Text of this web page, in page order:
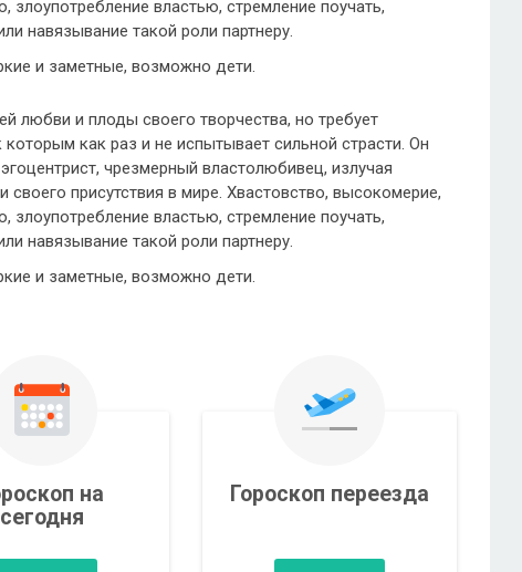
властью, стремление поучать,
навязывание такой роли партнеру.
и заметные, возможно дети.
любви и плоды своего творчества, но требует
как раз и не испытывает сильной страсти. Он
чрезмерный властолюбивец, излучая
присутствия в мире. Хвастовство, высокомерие,
властью, стремление поучать,
навязывание такой роли партнеру.
и заметные, возможно дети.
на
сегодня
Гороскоп переезда